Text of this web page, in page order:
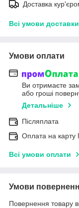
Доставка
Всі умови доставки
Умови оплати
Ви отримаєте
або гроші
Детальніше
Післяплата
Оплата на карту
Всі умови оплати
Умови
Повернення товару